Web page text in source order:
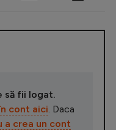
să fii logat.
cont aici . Daca
a crea un cont